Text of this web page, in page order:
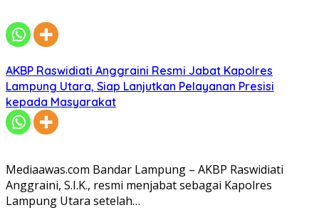
AKBP Raswidiati Anggraini Resmi Jabat Kapolres
Lampung Utara, Siap Lanjutkan Pelayanan Presisi
kepada Masyarakat
Mediaawas.com Bandar Lampung – AKBP Raswidiati
Anggraini, S.I.K., resmi menjabat sebagai Kapolres
Lampung Utara setelah…